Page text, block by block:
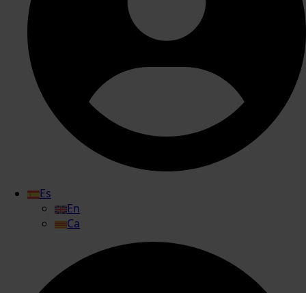
Es
En
Ca